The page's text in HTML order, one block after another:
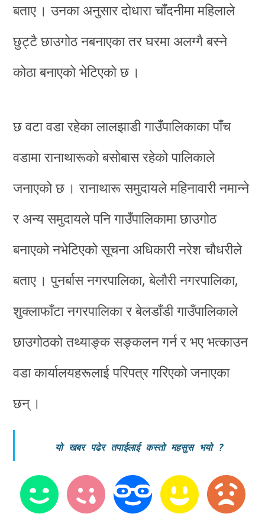
बताए । उनका अनुसार दोधारा चाँदनीमा महिलाले
छुट्टै छाउगोठ नबनाएका तर घरमा अलग्गै बस्ने
कोठा बनाएको भेटिएको छ ।
छ वटा वडा रहेका लालझाडी गाउँपालिकाका पाँच
वडामा रानाथारूको बसोबास रहेको पालिकाले
जनाएको छ । रानाथारू समुदायले महिनावारी नमान्ने
र अन्य समुदायले पनि गाउँपालिकामा छाउगोठ
बनाएको नभेटिएको सूचना अधिकारी नरेश चौधरीले
बताए । पुनर्बास नगरपालिका, बेलौरी नगरपालिका,
शुक्लाफाँटा नगरपालिका र बेलडाँडी गाउँपालिकाले
छाउगोठको तथ्याङ्क सङ्कलन गर्न र भए भत्काउन
वडा कार्यालयहरूलाई परिपत्र गरिएको जनाएका
छन् ।
यो खबर पढेर तपाईलाई कस्तो महसुस भयो?